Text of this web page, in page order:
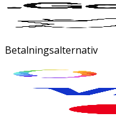
Betalningsalternativ